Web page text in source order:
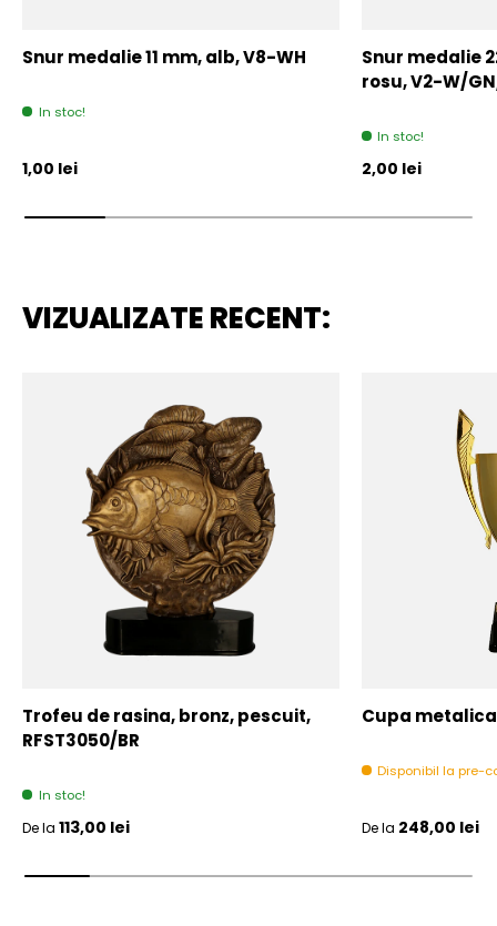
Snur medalie 11 mm, alb, V8-WH
In stoc!
Pret initial
1,00 lei
Snur medalie
rosu, V2-W/
In stoc!
Pret initial
2,00 lei
VIZUALIZATE RECENT:
Trofeu de rasina, bronz, pescuit,
RFST3050/BR
In stoc!
Pret initial
De la 113,00 lei
Cupa
Disponibil la pre-
Pret initial
De la 248,00 lei